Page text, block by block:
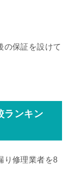
の保証を設けて
ランキン
り修理業者を8